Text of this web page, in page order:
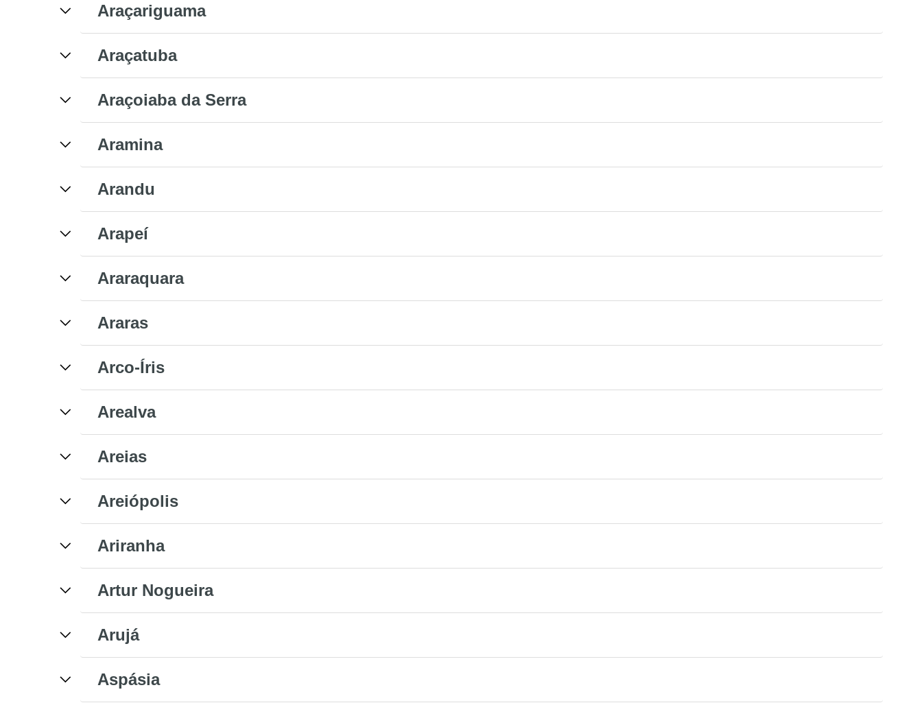
Araçariguama
Araçatuba
Araçoiaba da Serra
Aramina
Arandu
Arapeí
Araraquara
Araras
Arco-Íris
Arealva
Areias
Areiópolis
Ariranha
Artur Nogueira
Arujá
Aspásia